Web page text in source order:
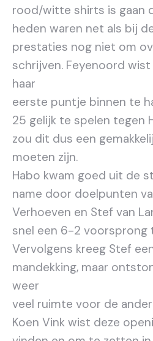
rood/witte shirts is gaan
heden waren net als bij
prestaties nog niet om
schrijven. Feyenoord
haar
eerste puntje binnen te
25 gelijk te spelen tegen
zou dit dus een
moeten zijn.
Habo kwam goed uit de
name door doelpunten
Verhoeven en Stef van
snel een 6-2 voorsprong
Vervolgens kreeg Stef
mandekking, maar
weer
veel ruimte voor de
Koen Vink wist deze